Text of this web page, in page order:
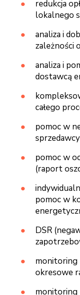
redukcja
lokalnego
analiza i
zależności
analiza i
dostawcą
całego
pomoc w
pomoc w
(raport
pomoc w
DSR
monitoring
okresowe
monitoring